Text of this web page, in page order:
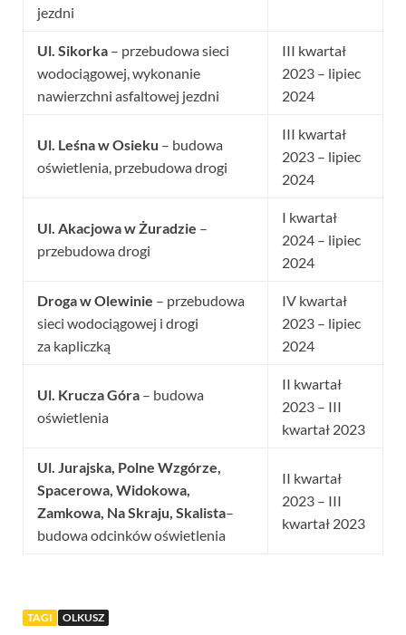
jezdni
Ul. Sikorka – przebudowa sieci
wodociągowej, wykonanie
nawierzchni asfaltowej jezdni
III kwartał
2023 – lipiec
2024
Ul. Leśna w Osieku – budowa
oświetlenia, przebudowa drogi
III kwartał
2023 – lipiec
2024
Ul. Akacjowa w Żuradzie –
przebudowa drogi
I kwartał
2024 – lipiec
2024
Droga w Olewinie – przebudowa
sieci wodociągowej i drogi
za kapliczką
IV kwartał
2023 – lipiec
2024
Ul. Krucza Góra – budowa
oświetlenia
II kwartał
2023 – III
kwartał 2023
Ul. Jurajska, Polne Wzgórze,
Spacerowa, Widokowa,
Zamkowa, Na Skraju, Skalista–
budowa odcinków oświetlenia
II kwartał
2023 – III
kwartał 2023
TAGI OLKUSZ